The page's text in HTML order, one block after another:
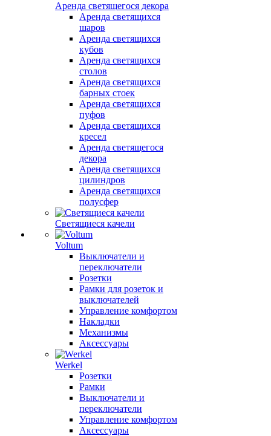
Аренда светящегося декора
Аренда светящихся
шаров
Аренда светящихся
кубов
Аренда светящихся
столов
Аренда светящихся
барных стоек
Аренда светящихся
пуфов
Аренда светящихся
кресел
Аренда светящегося
декора
Аренда светящихся
цилиндров
Аренда светящихся
полусфер
Светящиеся качели
Voltum
Выключатели и
переключатели
Розетки
Рамки для розеток и
выключателей
Управление комфортом
Накладки
Механизмы
Аксессуары
Werkel
Розетки
Рамки
Выключатели и
переключатели
Управление комфортом
Аксессуары